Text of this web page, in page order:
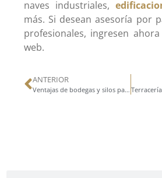
naves industriales,
más. Si desean asesoría por
profesionales, ingresen
web.
ANTERIOR
Ventajas de bodegas y silos para el almacenamiento de granos